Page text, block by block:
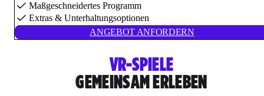
Maßgeschneidertes Programm
Extras & Unterhaltungsoptionen
ANGEBOT ANFORDERN
VR-SPIELE
GEMEINSAM ERLEBEN